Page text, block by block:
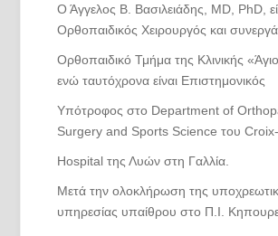
Ο Άγγελος Β. Βασιλειάδης, MD, PhD,
Ορθοπαιδικός Χειρουργός και
Ορθοπαιδικό Τμήμα της Κλινικής
ενώ ταυτόχρονα είναι Επιστημονικός
Υπότροφος στο Department of
Surgery and Sports Science του
Hospital της Λυών στη Γαλλία.
Μετά την ολοκλήρωση της
υπηρεσίας υπαίθρου στο Π.Ι.